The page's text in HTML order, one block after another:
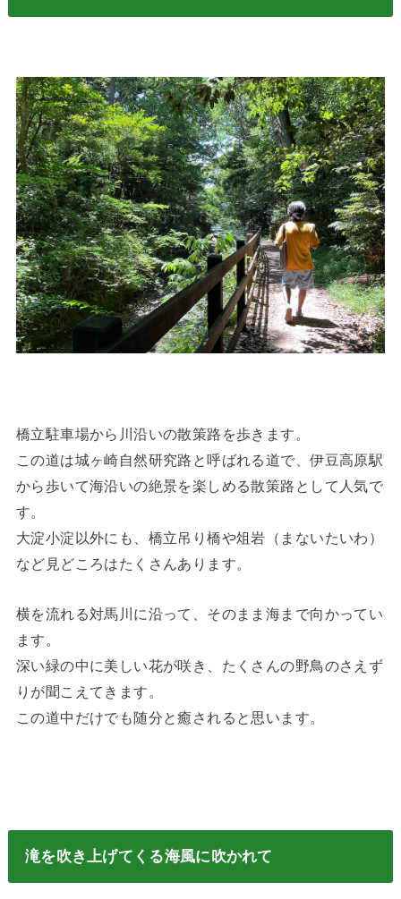
橋立駐車場から川沿いの散策路を歩きます。
この道は城ヶ崎自然研究路と呼ばれる道で、伊豆高原駅
から歩いて海沿いの絶景を楽しめる散策路として人気で
す。
大淀小淀以外にも、橋立吊り橋や俎岩（まないたいわ）
など見どころはたくさんあります。
横を流れる対馬川に沿って、そのまま海まで向かってい
ます。
深い緑の中に美しい花が咲き、たくさんの野鳥のさえず
りが聞こえてきます。
この道中だけでも随分と癒されると思います。
滝を吹き上げてくる海風に吹かれて